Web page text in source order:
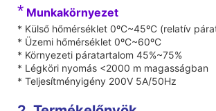
* Munkakörnyezet
* Külső hőmérséklet 0ºC~45ºC (relatív
* Üzemi hőmérséklet 0ºC~60ºC
* Környezeti páratartalom 45%~75%
* Légköri nyomás <2000 m magasságban
* Teljesítményigény 200V 5A/50Hz